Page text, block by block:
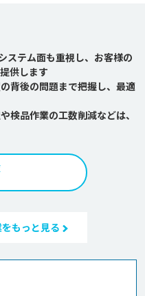
ステム面も重視し、お客様の
供します
背後の問題まで把握し、最適
検品作業の工数削減などは、
もっと見る